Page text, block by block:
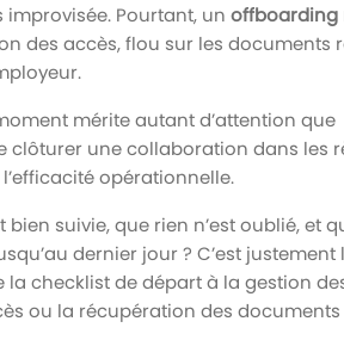
Pourtant, un offboarding
des accès, flou sur les documents
mérite autant d’attention que
clôturer une collaboration dans les
opérationnelle.
suivie, que rien n’est oublié, et
dernier jour ? C’est justement
checklist de départ à la gestion
ou la récupération des documents